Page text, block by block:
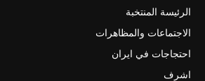
الرئيسة المنتخبة
الاجتماعات والمظاهرات
احتجاجات في ايران
اشرف